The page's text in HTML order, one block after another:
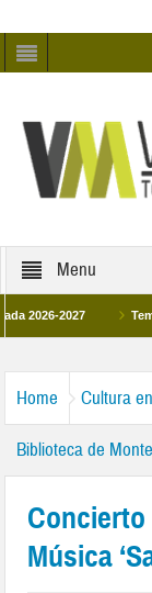
Menu
2027
Home Cultura
Biblioteca de
Música